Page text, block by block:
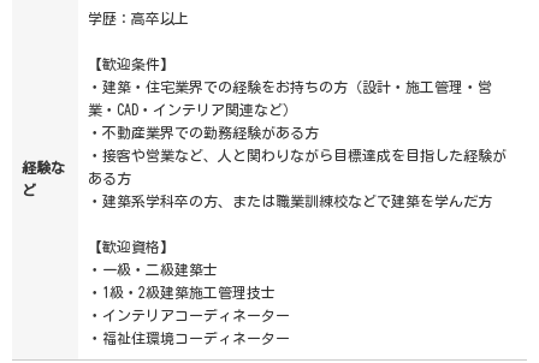
経験な
ど
学歴：高卒以上
【歓迎条件】
・建築・住宅業界での経験をお持ちの方（設計・施工管理・営
業・CAD・インテリア関連など）
・不動産業界での勤務経験がある方
・接客や営業など、人と関わりながら目標達成を目指した経験が
ある方
・建築系学科卒の方、または職業訓練校などで建築を学んだ方
【歓迎資格】
・一級・二級建築士
・1級・2級建築施工管理技士
・インテリアコーディネーター
・福祉住環境コーディネーター